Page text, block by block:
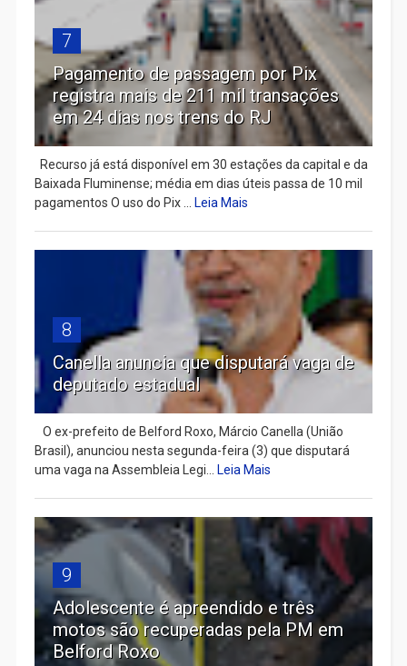
7
Pagamento de passagem por Pix
registra mais de 211 mil transações
em 24 dias nos trens do RJ
Recurso já está disponível em 30 estações da capital e da
Baixada Fluminense; média em dias úteis passa de 10 mil
pagamentos O uso do Pix ... Leia Mais
8
Canella anuncia que disputará vaga de
deputado estadual
​ O ex-prefeito de Belford Roxo, Márcio Canella (União
Brasil), anunciou nesta segunda-feira (3) que disputará
uma vaga na Assembleia Legi... Leia Mais
9
Adolescente é apreendido e três
motos são recuperadas pela PM em
Belford Roxo